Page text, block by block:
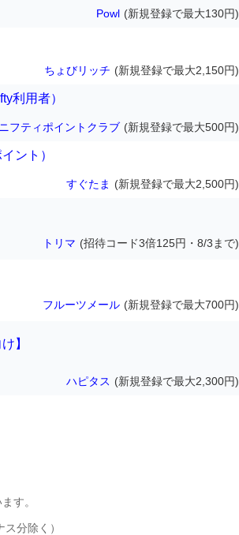
Powl (新規登録で最大130円)
ちょびリッチ (新規登録で最大2,150円)
利用者）
ニフティポイントクラブ (新規登録で最大500円)
ント）
すぐたま (新規登録で最大2,500円)
トリマ (招待コード3倍125円・8/3まで)
フルーツメール (新規登録で最大700円)
】
ハピタス (新規登録で最大2,300円)
す。
分除く）